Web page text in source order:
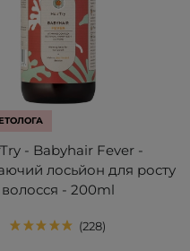
- Babyhair Fever -
лосьйон для росту
волосся - 200ml
228